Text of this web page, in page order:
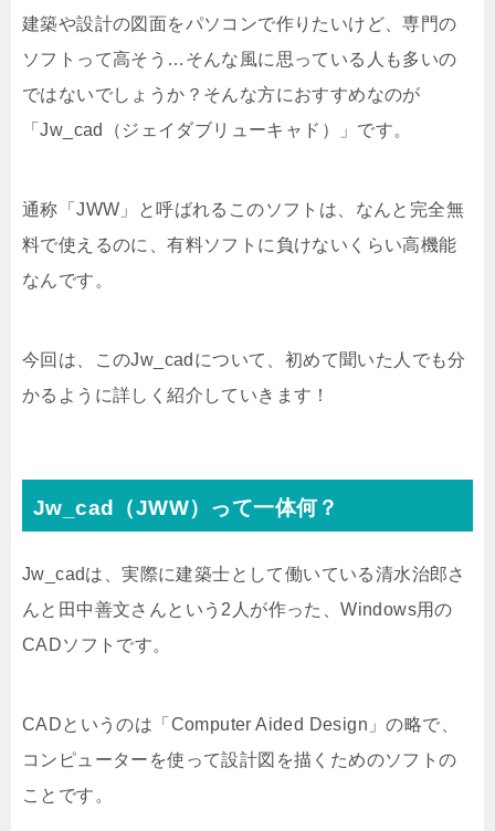
建築や設計の図面をパソコンで作りたいけど、専門の
ソフトって高そう…そんな風に思っている人も多いの
ではないでしょうか？そんな方におすすめなのが
「Jw_cad（ジェイダブリューキャド）」です。
通称「JWW」と呼ばれるこのソフトは、なんと完全無
料で使えるのに、有料ソフトに負けないくらい高機能
なんです。
今回は、このJw_cadについて、初めて聞いた人でも分
かるように詳しく紹介していきます！
Jw_cad（JWW）って一体何？
Jw_cadは、実際に建築士として働いている清水治郎さ
んと田中善文さんという2人が作った、Windows用の
CADソフトです。
CADというのは「Computer Aided Design」の略で、
コンピューターを使って設計図を描くためのソフトの
ことです。